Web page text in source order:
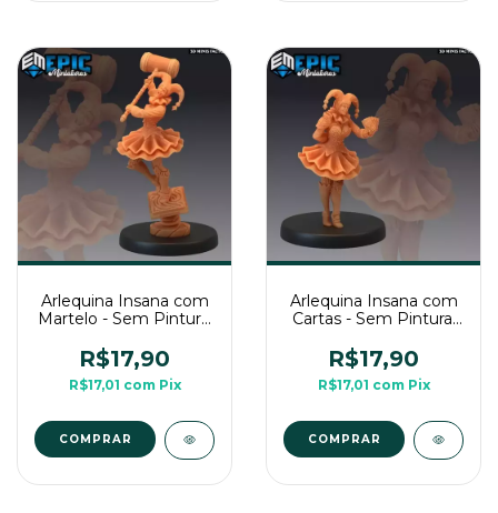
Arlequina Insana com
Martelo - Sem Pintura,
Para RPG de Mesa
R$17,90
R$17,01 com Pix
COMPRAR
Arlequina Insana com
Cartas - Sem Pintura,
Para RPG de Mesa
R$17,90
R$17,01 com Pix
COMPRAR